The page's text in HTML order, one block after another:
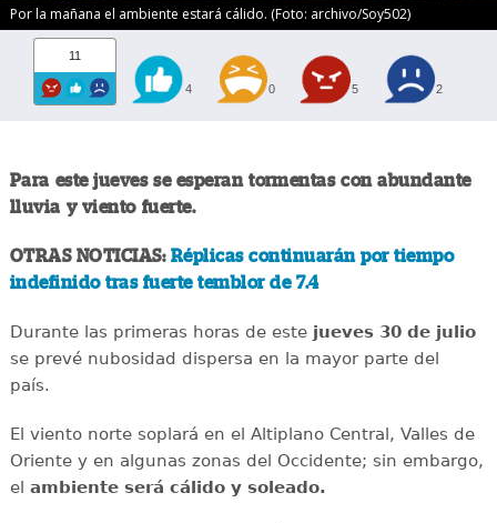
Por la mañana el ambiente estará cálido. (Foto: archivo/Soy502)
11
4 0 5 2
Para este jueves se esperan tormentas con abundante
lluvia y viento fuerte.
OTRAS NOTICIAS: Réplicas continuarán por tiempo
indefinido tras fuerte temblor de 7.4
Durante las primeras horas de este jueves 30 de julio
se prevé nubosidad dispersa en la mayor parte del
país.
El viento norte soplará en el Altiplano Central, Valles de
Oriente y en algunas zonas del Occidente; sin embargo,
el ambiente será cálido y soleado.